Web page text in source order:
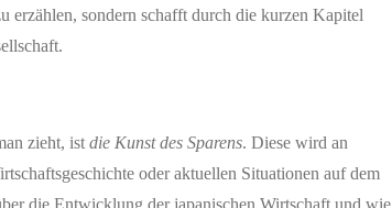
erzählen, sondern schafft durch die kurzen Kapitel
zieht, ist die Kunst des Sparens. Diese wird an
oder aktuellen Situationen auf dem